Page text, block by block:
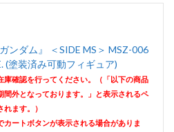
ンダム』 ＜SIDE MS＞ MSZ-006
(塗装済み可動フィギュア)
確認を行ってください。（「以下の商品
間外となっております。」と表示されるペ
ます。）
ートボタンが表示される場合がありま